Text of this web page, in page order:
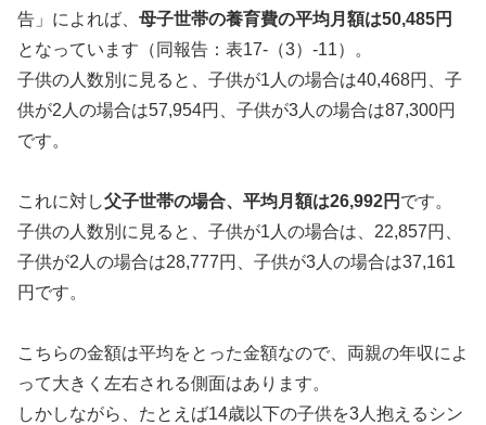
告」によれば、 母子世帯の養育費の平均月額は50,485円
となっています（同報告：表17-（3）-11）。
子供の人数別に見ると、子供が1人の場合は40,468円、子
供が2人の場合は57,954円、子供が3人の場合は87,300円
です。
これに対し父子世帯の場合、平均月額は26,992円 です。
子供の人数別に見ると、子供が1人の場合は、22,857円、
子供が2人の場合は28,777円、子供が3人の場合は37,161
円です。
こちらの金額は平均をとった金額なので、両親の年収によ
って大きく左右される側面はあります。
しかしながら、たとえば14歳以下の子供を3人抱えるシン